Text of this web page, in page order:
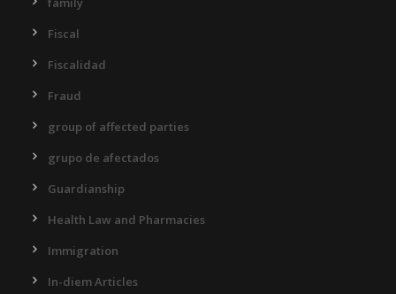
Fiscal
Fiscalidad
Fraud
group of affected parties
grupo de afectados
Guardianship
Health Law and Pharmacies
Immigration
In-diem Articles